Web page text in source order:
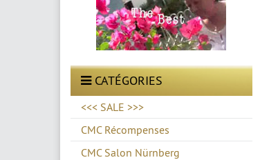
CATÉGORIES
<<< SALE >>>
CMC Récompenses
CMC Salon Nürnberg